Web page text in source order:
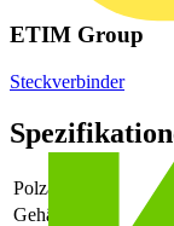
ETIM Group
Steckverbinder
Polzahl
Gehäusefarbe